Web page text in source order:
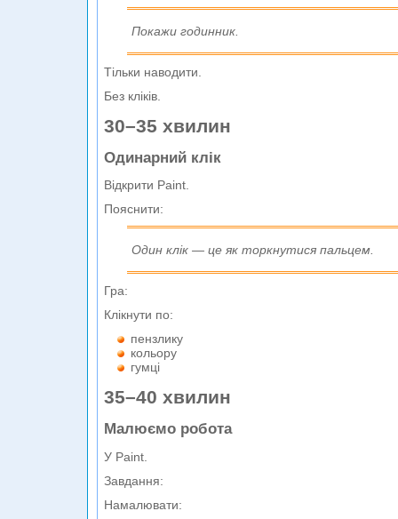
Покажи годинник.
Тільки наводити.
Без кліків.
30–35 хвилин
Одинарний клік
Відкрити Paint.
Пояснити:
Один клік — це як торкнутися пальцем.
Гра:
Клікнути по:
пензлику
кольору
гумці
35–40 хвилин
Малюємо робота
У Paint.
Завдання:
Намалювати: